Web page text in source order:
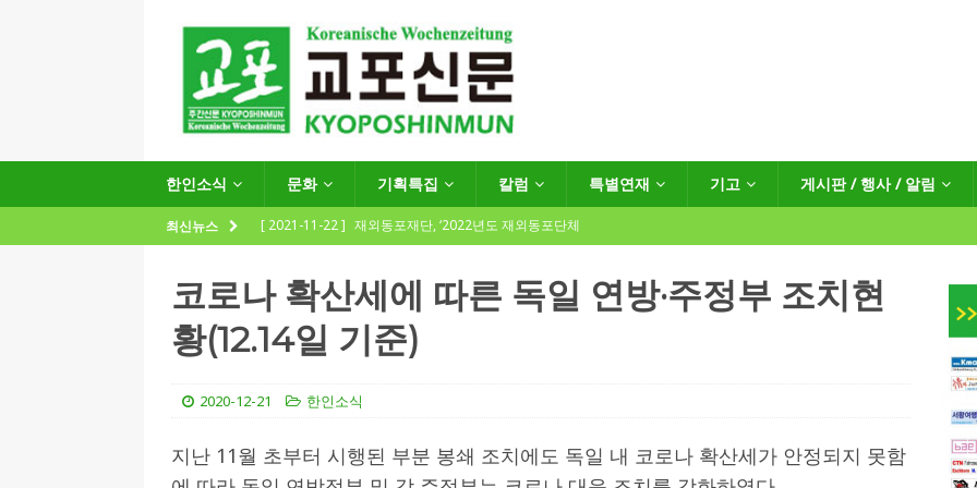
한인소식 문화 기획특집 칼럼 특별연재 기고 게시판 / 행사 / 알림
최신뉴스 [ 2021-11-22 ] 재외동포재단, ‘2022년도 재외동포단체
[ 2021-09-24 ]
함부르크한인회
제57회 정기총회 공고 및 제30대 한인회장선거 공고
(12.14일 기준)
[ 2026-07-27 ] “재독동포와 함께하는 재독일한인체육회로 거듭나겠습니다”
한인소식
[ 2026-07-27 ] KIST 유럽연구소 30돌…“한-EU 협력 ‘가교’ 넘어 혁신 거점으로” 한인소식
코로나 확산세에 따른 독일 연방·주정부 조치현
황(12.14일 기준)
2020-12-21 한인소식
지난 11월 초부터 시행된 부분 봉쇄 조치에도 독일 내 코로나 확산세가 안정되지 못함